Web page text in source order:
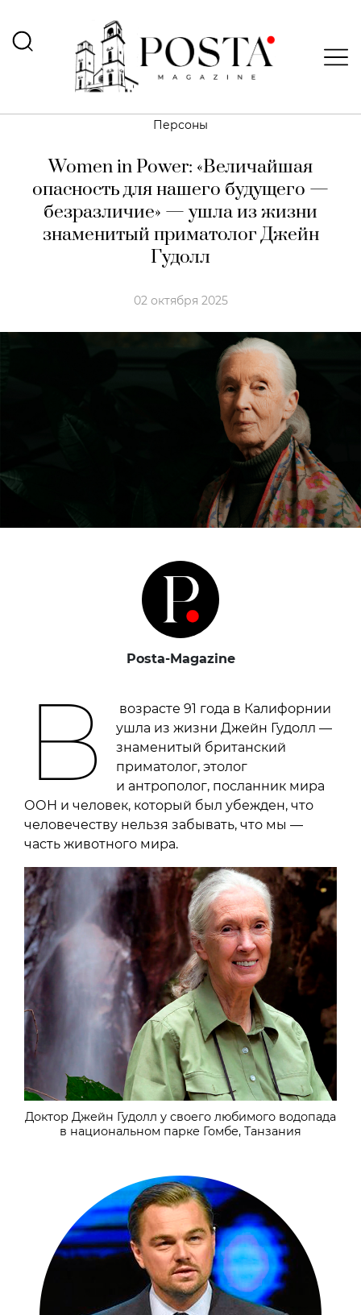
Персоны
Women in Power: «Величайшая
опасность для нашего будущего —
безразличие» — ушла из жизни
знаменитый приматолог Джейн
Гудолл
02 октября 2025
Posta-Magazine
В
возрасте 91 года в Калифорнии
ушла из жизни Джейн Гудолл —
знаменитый британский
приматолог, этолог
и антрополог, посланник мира
ООН и человек, который был убежден, что
человечеству нельзя забывать, что мы —
часть животного мира.
Доктор Джейн Гудолл у своего любимого водопада
в национальном парке Гомбе, Танзания